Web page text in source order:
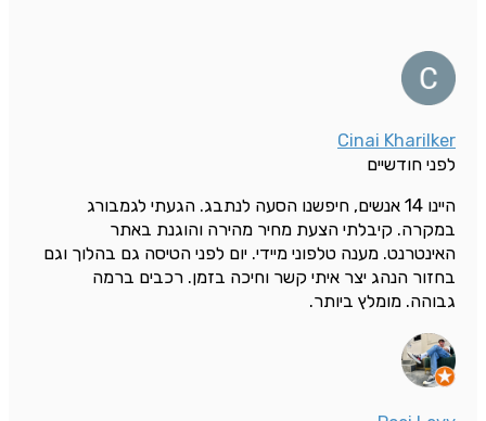
Cinai Kharilker
לפני חודשיים
היינו 14 אנשים, חיפשנו הסעה לנתבג. הגעתי לגמבורג
במקרה. קיבלתי הצעת מחיר מהירה והוגנת באתר
האינטרנט. מענה טלפוני מיידי. יום לפני הטיסה גם בהלוך וגם
בחזור הנהג יצר איתי קשר וחיכה בזמן. רכבים ברמה
גבוהה. מומלץ ביותר.